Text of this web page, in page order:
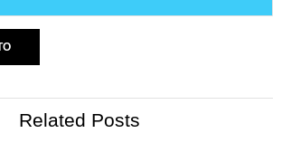
Related Posts